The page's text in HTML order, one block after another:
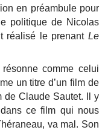
en préambule pour
politique de Nicolas
réalisé le prenant Le
comme celui
un titre d’un film de
de Claude Sautet. Il y
ce film qui nous
va mal. Son